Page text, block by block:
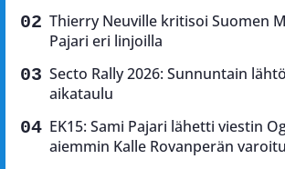
Thierry Neuville kritisoi Suomen
Pajari eri linjoilla
Secto Rally 2026: Sunnuntain
aikataulu
EK15: Sami Pajari lähetti viestin
aiemmin Kalle Rovanperän